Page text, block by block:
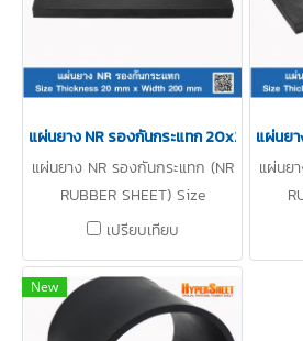
แผ่นยาง NR รองกันกระแทก 20x200mm
แผ่นยาง NR รองกันกระแทก (NR
RUBBER SHEET) Size
Thickness 20mm x Width
ผลิตจากแผ่นยางธรรมชาติ ทนต่อ
แรงดึง ทนต่อการฉีกขาด ทนต่อ
การขัดถู ทนการสึก ทนต่อน้ำ ไม่
เปรียบเทียบ
แผ่นย
แผ่นย
New